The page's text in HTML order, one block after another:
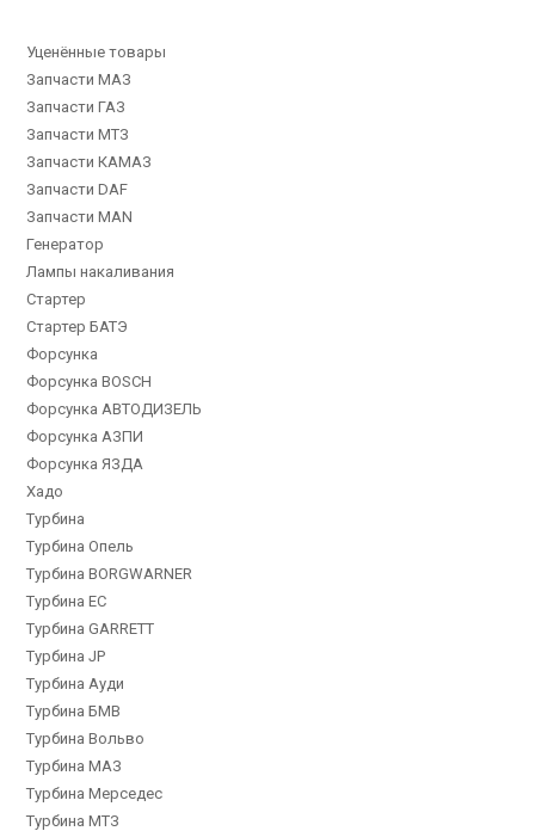
Уценённые товары
Запчасти МАЗ
Запчасти ГАЗ
Запчасти МТЗ
Запчасти КАМАЗ
Запчасти DAF
Запчасти MAN
Генератор
Лампы накаливания
Стартер
Стартер БАТЭ
Форсунка
Форсунка BOSCH
Форсунка АВТОДИЗЕЛЬ
Форсунка АЗПИ
Форсунка ЯЗДА
Хадо
Турбина
Турбина Опель
Турбина BORGWARNER
Турбина EC
Турбина GARRETT
Турбина JP
Турбина Ауди
Турбина БМВ
Турбина Вольво
Турбина МАЗ
Турбина Мерседес
Турбина МТЗ